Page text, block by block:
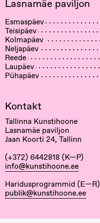
Lasnamäe paviljon
Esmaspäev
Teisipäev
Kolmapäev
Neljapäev
Reede
Laupäev
Pühapäev
Kontakt
Tallinna Kunstihoone
Lasnamäe paviljon
Jaan Koorti 24, Tallinn
(+372) 6442818 (K—P)
info@kunstihoone.ee
Haridusprogrammid (E—R)
publik@kunstihoone.ee